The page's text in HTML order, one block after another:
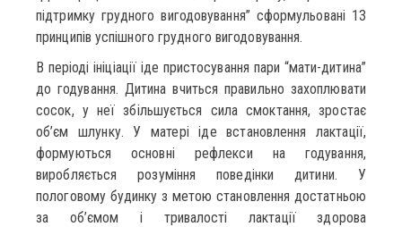
підтримку грудного вигодовування” сформульовані 13
принципів успішного грудного вигодовування.
В періоді ініціації іде пристосування пари “мати-дитина”
до годування. Дитина вчиться правильно захоплювати
сосок, у неї збільшується сила смоктання, зростає
об’єм шлунку. У матері іде встановлення лактації,
формуються основні рефлекси на годування,
виробляється розуміння поведінки дитини. У
пологовому будинку з метою становлення достатньою
за об’ємом і тривалості лактації здорова